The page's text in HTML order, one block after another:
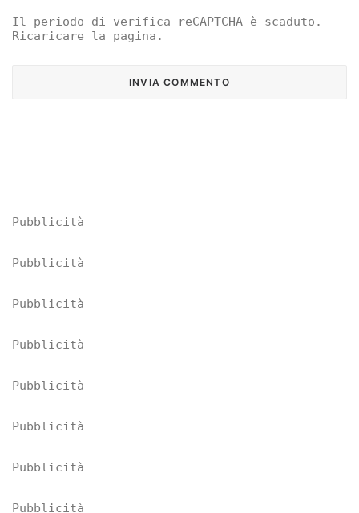
Il periodo di verifica reCAPTCHA è scaduto.
Ricaricare la pagina.
Pubblicità
Pubblicità
Pubblicità
Pubblicità
Pubblicità
Pubblicità
Pubblicità
Pubblicità